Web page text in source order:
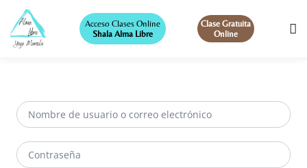
Acceso Clases Online
Shala Alma Libre
Clase Gratuita
Online